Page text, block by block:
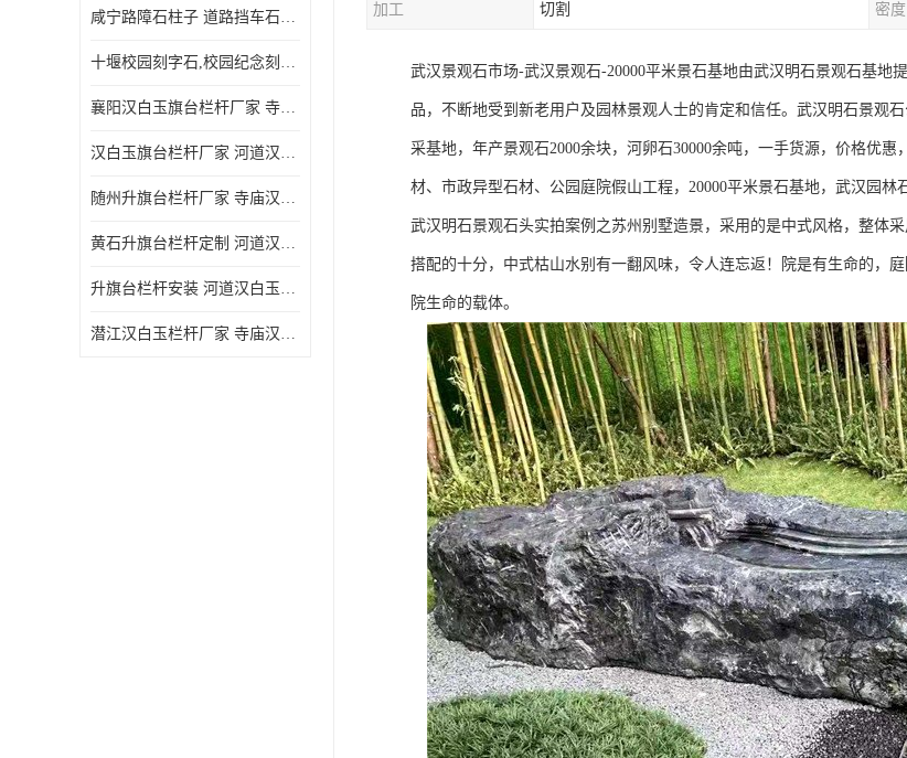
咸宁路障石柱子 道路挡车石柱子 芝麻白路障石柱子 防撞石柱子
十堰校园刻字石,校园纪念刻字石,捐赠石刻字
襄阳汉白玉旗台栏杆厂家 寺庙汉白玉栏杆
汉白玉旗台栏杆厂家 河道汉白玉栏杆经久耐用
随州升旗台栏杆厂家 寺庙汉白玉栏杆
黄石升旗台栏杆定制 河道汉白玉栏杆经久耐用
升旗台栏杆安装 河道汉白玉栏杆经久耐用
潜江汉白玉栏杆厂家 寺庙汉白玉栏杆
加工 切割 密度
武汉景观石市场-武汉景观石-20000平米景石基地由武汉明石景观石基地
品，不断地受到新老用户及园林景观人士的肯定和信任。武汉明石景观
采基地，年产景观石2000余块，河卵石30000余吨，一手货源，价格优
材、市政异型石材、公园庭院假山工程，20000平米景石基地，武汉园林
武汉明石景观石头实拍案例之苏州别墅造景，采用的是中式风格，整体
搭配的十分，中式枯山水别有一翻风味，令人连忘返！院是有生命的，
院生命的载体。